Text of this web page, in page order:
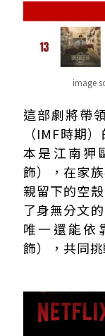
image
這部劇將帶
（IMF時期
本是江南狎
飾），在家
親留下的空
了身無分文
唯一還能依
飾），共同